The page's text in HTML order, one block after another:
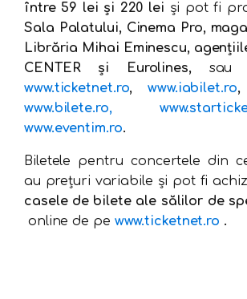
între 59 lei și 220 lei și pot fi
Sala Palatului, Cinema Pro,
Librăria Mihai Eminescu,
CENTER și Eurolines,sau
www.ticketnet.ro,www.iabilet.ro
www.bilete.ro,
www.eventim.ro.
Biletele pentru concertele din
au prețuri variabile și pot fi
casele de bilete ale sălilor de
online de pe www.ticketnet.ro .